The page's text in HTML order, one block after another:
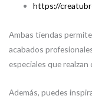
https://
Ambas tiendas
acabados
especiales que
Además, puedes